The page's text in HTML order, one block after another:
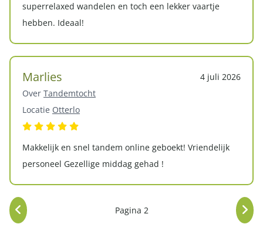
superrelaxed wandelen en toch een lekker vaartje
hebben. Ideaal!
Marlies
4 juli 2026
Over Tandemtocht
Locatie Otterlo
Makkelijk en snel tandem online geboekt! Vriendelijk
personeel Gezellige middag gehad !
Pagina 2